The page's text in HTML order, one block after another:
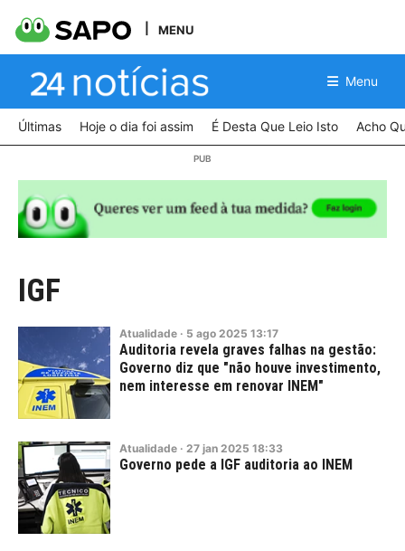
MENU
Menu
Últimas Hoje o dia foi assim É Desta Que Leio Isto Acho
IGF
Atualidade · 5 ago 2025 13:17
Auditoria revela graves falhas na gestão:
Governo diz que "não houve investimento,
nem interesse em renovar INEM"
Atualidade · 27 jan 2025 18:33
Governo pede a IGF auditoria ao INEM